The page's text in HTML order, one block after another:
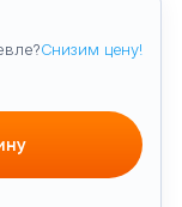
Снизим цену!